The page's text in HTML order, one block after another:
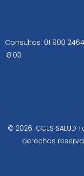
Consultas: 01 900 2464
18:00
© 2026. CCES SALUD
derechos